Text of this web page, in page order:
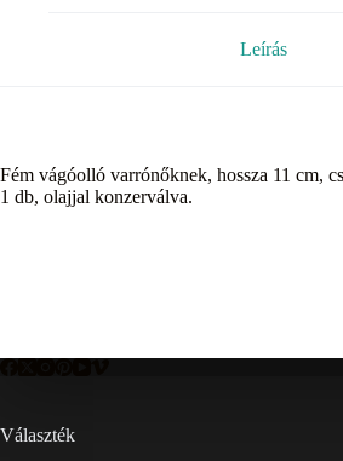
Leírás
Fém vágóolló varrónőknek, hossza 11 cm,
1 db, olajjal konzerválva.
Választék